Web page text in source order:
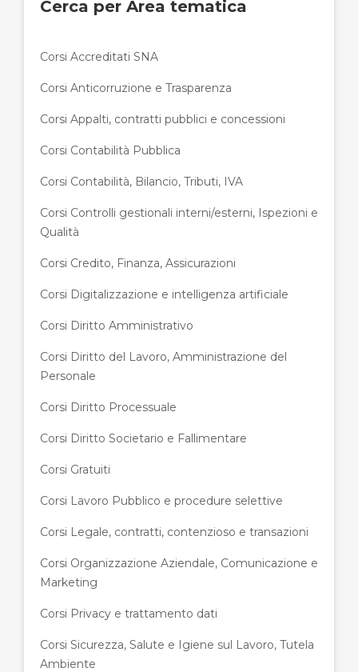
Cerca per Area tematica
Corsi Accreditati SNA
Corsi Anticorruzione e Trasparenza
Corsi Appalti, contratti pubblici e concessioni
Corsi Contabilità Pubblica
Corsi Contabilità, Bilancio, Tributi, IVA
Corsi Controlli gestionali interni/esterni, Ispezioni e
Qualità
Corsi Credito, Finanza, Assicurazioni
Corsi Digitalizzazione e intelligenza artificiale
Corsi Diritto Amministrativo
Corsi Diritto del Lavoro, Amministrazione del
Personale
Corsi Diritto Processuale
Corsi Diritto Societario e Fallimentare
Corsi Gratuiti
Corsi Lavoro Pubblico e procedure selettive
Corsi Legale, contratti, contenzioso e transazioni
Corsi Organizzazione Aziendale, Comunicazione e
Marketing
Corsi Privacy e trattamento dati
Corsi Sicurezza, Salute e Igiene sul Lavoro, Tutela
Ambiente